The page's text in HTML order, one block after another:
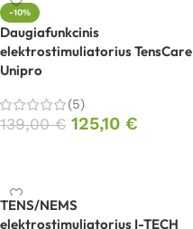
-10%
Daugiafunkcinis
elektrostimuliatorius TensCare
Unipro
(5)
139,00€ 125,10 €
TENS/NEMS
elektrostimuliatorius I-TECH